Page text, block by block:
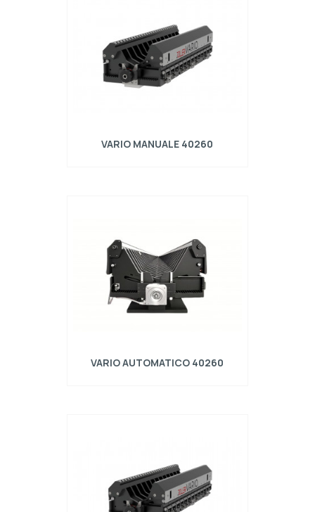
VARIO MANUALE 40260
VARIO AUTOMATICO 40260
- coppia di Motoriduttori Omron applicati alle
due testate della matrice; - cabinet con
centralina di comando e PLC a schermo
touch; - set ca…